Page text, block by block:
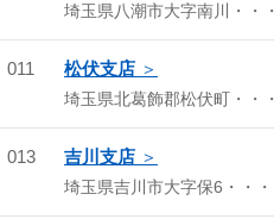
埼玉県八潮市大字南川・・・
011 松伏支店
埼玉県北葛飾郡松伏町・・・
013 吉川支店
埼玉県吉川市大字保6・・・